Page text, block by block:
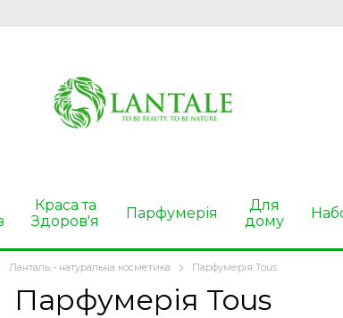
Краса та
Здоров'я
Парфумерія
Для
дому
Ланталь - натуральна косметика Парфумерія Tous
Парфумерія Tous